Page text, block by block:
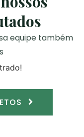
equipe também